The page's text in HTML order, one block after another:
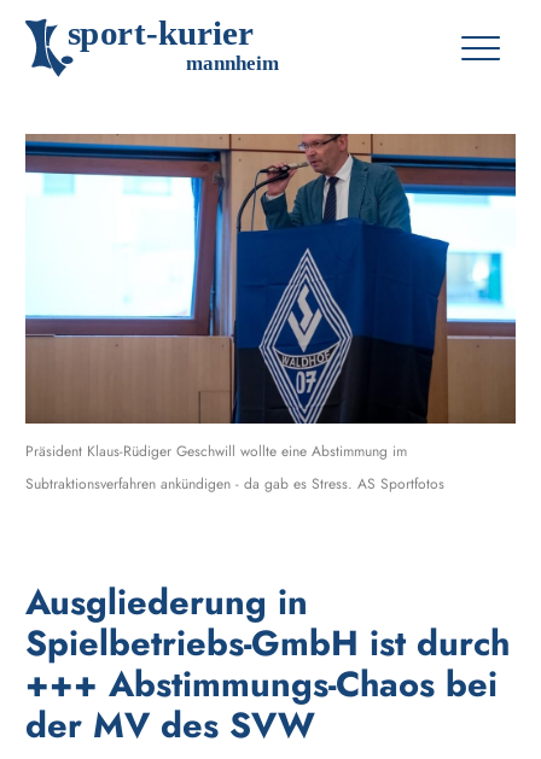
sport-kurier
mannheim
Präsident Klaus-Rüdiger Geschwill wollte eine Abstimmung im
Subtraktionsverfahren ankündigen - da gab es Stress. AS Sportfotos
Ausgliederung in
Spielbetriebs-GmbH ist durch
+++ Abstimmungs-Chaos bei
der MV des SVW